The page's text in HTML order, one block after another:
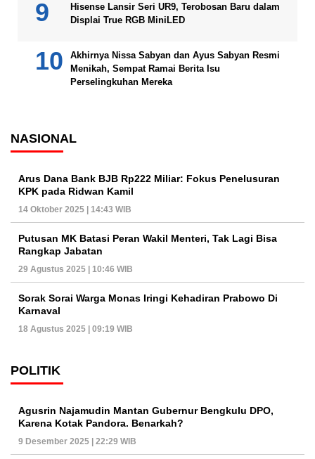
Hisense Lansir Seri UR9, Terobosan Baru dalam
Displai True RGB MiniLED
Akhirnya Nissa Sabyan dan Ayus Sabyan Resmi
Menikah, Sempat Ramai Berita Isu
Perselingkuhan Mereka
NASIONAL
Arus Dana Bank BJB Rp222 Miliar: Fokus Penelusuran
KPK pada Ridwan Kamil
14 Oktober 2025 | 14:43 WIB
Putusan MK Batasi Peran Wakil Menteri, Tak Lagi Bisa
Rangkap Jabatan
29 Agustus 2025 | 10:46 WIB
Sorak Sorai Warga Monas Iringi Kehadiran Prabowo Di
Karnaval
18 Agustus 2025 | 09:19 WIB
POLITIK
Agusrin Najamudin Mantan Gubernur Bengkulu DPO,
Karena Kotak Pandora. Benarkah?
9 Desember 2025 | 22:29 WIB